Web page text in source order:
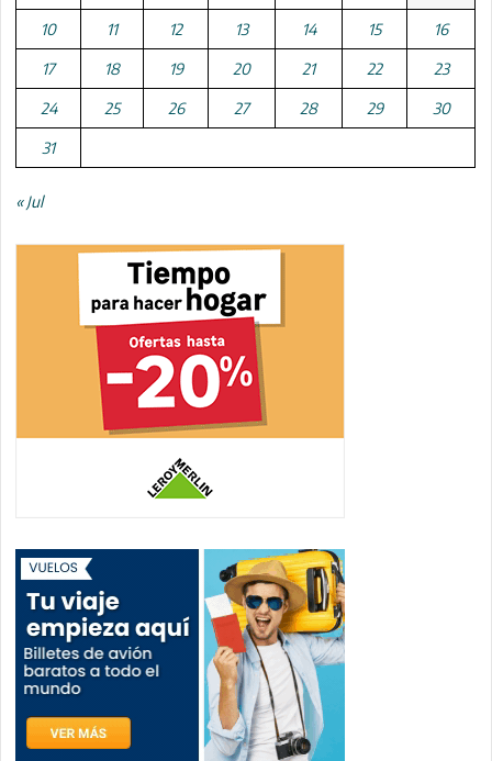
10 11 12 13 14 15 16
17 18 19 20 21 22 23
24 25 26 27 28 29 30
31
« Jul